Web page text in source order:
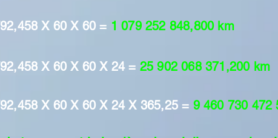
X 60 X 60 = 1 079 252 848,800 km
X 60 X 60 X 24 = 25 902 068 371,200 km
X 60 X 60 X 24 X 365,25 = 9 460 730 472